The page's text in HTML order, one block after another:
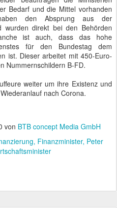
Bedarf und die Mittel vorhanden
den Absprung aus der
wurden direkt bei den Behörden
ist auch, dass das hohe
für den Bundestag dem
ist. Dieser arbeitet mit 450-Euro-
Nummernschildern B-FD.
weiter um ihre Existenz und
nach Corona.
von BTB concept Media GmbH
Finanzminister Peter